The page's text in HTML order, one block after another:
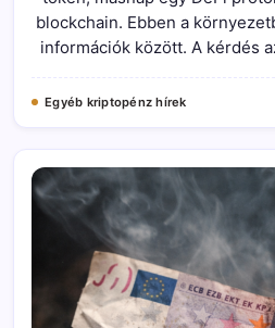
blockchain. Ebben a
információk között. A kérdés
Egyéb kriptopénz hírek